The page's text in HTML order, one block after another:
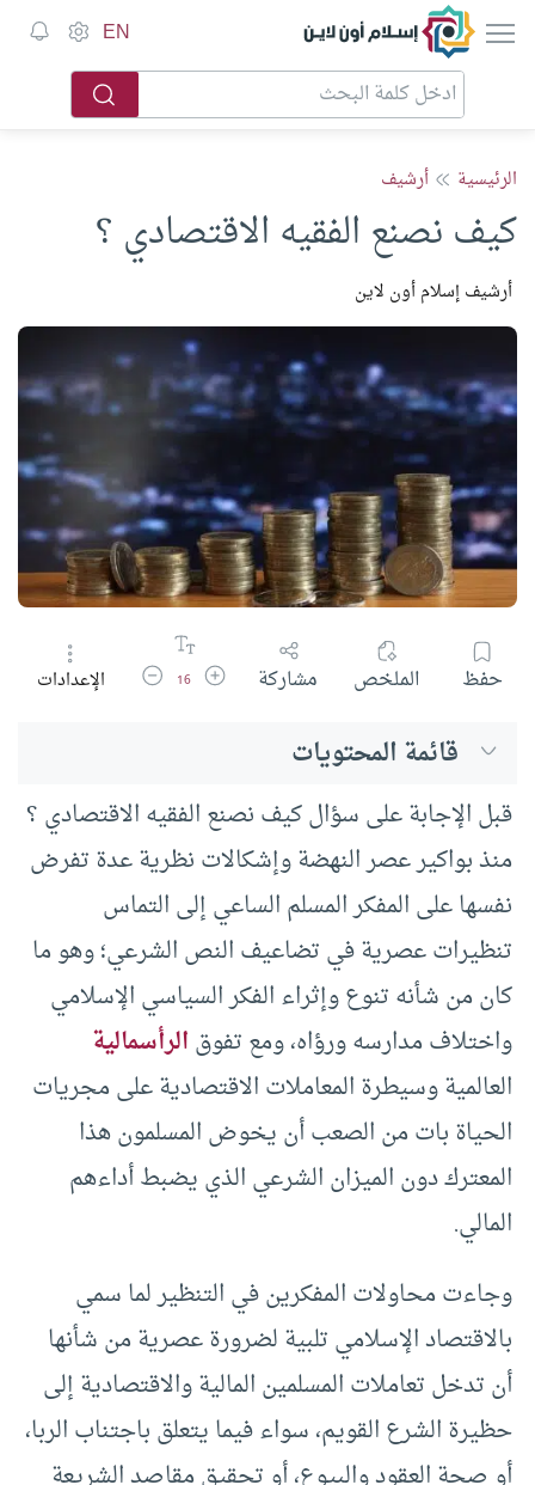
إسلام أون لاين EN
الرئيسية أرشيف
كيف نصنع الفقيه الاقتصادي ؟
أرشيف إسلام أون لاين
حفظ الملخص مشاركة زيادة حجم الخط
16 تقليل حجم الخط
الإعدادات
قائمة المحتويات
قبل الإجابة على سؤال كيف نصنع الفقيه الاقتصادي ؟
منذ بواكير عصر النهضة وإشكالات نظرية عدة تفرض
نفسها على المفكر المسلم الساعي إلى التماس
تنظيرات عصرية في تضاعيف النص الشرعي؛ وهو ما
كان من شأنه تنوع وإثراء الفكر السياسي الإسلامي
واختلاف مدارسه ورؤاه، ومع تفوقالرأسمالية
العالمية وسيطرة المعاملات الاقتصادية على مجريات
الحياة بات من الصعب أن يخوض المسلمون هذا
المعترك دون الميزان الشرعي الذي يضبط أداءهم
المالي.
وجاءت محاولات المفكرين في التنظير لما سمي
بالاقتصاد الإسلامي تلبية لضرورة عصرية من شأنها
أن تدخل تعاملات المسلمين المالية والاقتصادية إلى
حظيرة الشرع القويم، سواء فيما يتعلق باجتناب الربا،
أو صحة العقود والبيوع، أو تحقيق مقاصد الشريعة